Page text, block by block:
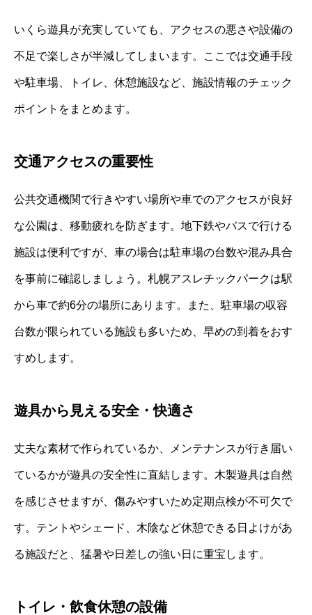
いくら遊具が充実していても、アクセスの悪さや設備の
不足で楽しさが半減してしまいます。ここでは交通手段
や駐車場、トイレ、休憩施設など、施設情報のチェック
ポイントをまとめます。
交通アクセスの重要性
公共交通機関で行きやすい場所や車でのアクセスが良好
な公園は、移動疲れを防ぎます。地下鉄やバスで行ける
施設は便利ですが、車の場合は駐車場の台数や混み具合
を事前に確認しましょう。札幌アスレチックパークは駅
から車で約6分の場所にあります。また、駐車場の収容
台数が限られている施設も多いため、早めの到着をおす
すめします。
遊具から見える安全・快適さ
丈夫な素材で作られているか、メンテナンスが行き届い
ているかが遊具の安全性に直結します。木製遊具は自然
を感じさせますが、傷みやすいため定期点検が不可欠で
す。テントやシェード、木陰など休憩できる日よけがあ
る施設だと、猛暑や日差しの強い日に重宝します。
トイレ・飲食休憩の設備